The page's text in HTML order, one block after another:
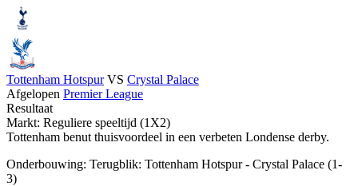
Tottenham Hotspur VS Crystal Palace
Afgelopen Premier League
Resultaat
Markt: Reguliere speeltijd (1X2)
Tottenham benut thuisvoordeel in een verbeten Londense derby.
Onderbouwing: Terugblik: Tottenham Hotspur - Crystal Palace (1-
3)